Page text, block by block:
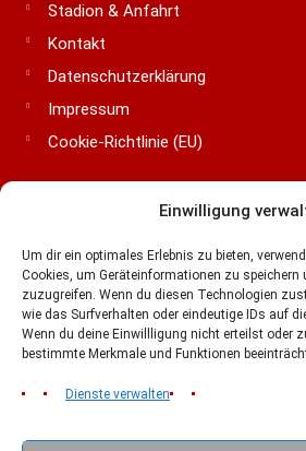
Einwilligung
Um dir ein optimales Erlebnis zu bieten,
Cookies, um Geräteinformationen zu speichern
zuzugreifen. Wenn du diesen Technologien
wie das Surfverhalten oder eindeutige IDs auf
Wenn du deine Einwillligung nicht erteilst oder
bestimmte Merkmale und Funktionen
Dienste verwalten
Stadion & Anfahrt
Kontakt
Datenschutzerklärung
Impressum
Cookie-Richtlinie (EU)